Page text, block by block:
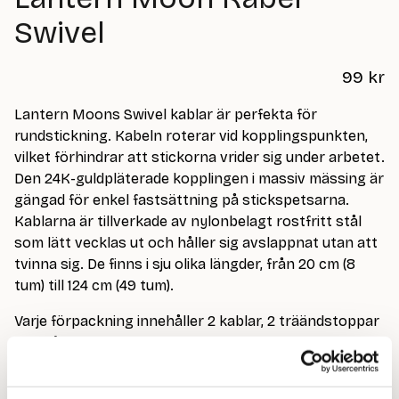
Swivel
99 kr
Lantern Moons Swivel kablar är perfekta för
rundstickning. Kabeln roterar vid kopplingspunkten,
vilket förhindrar att stickorna vrider sig under arbetet.
Den 24K-guldpläterade kopplingen i massiv mässing är
gängad för enkel fastsättning på stickspetsarna.
Kablarna är tillverkade av nylonbelagt rostfritt stål
som lätt vecklas ut och håller sig avslappnat utan att
tvinna sig. De finns i sju olika längder, från 20 cm (8
tum) till 124 cm (49 tum).
Varje förpackning innehåller 2 kablar, 2 träändstoppar
och 1 åtdragningsverktyg.